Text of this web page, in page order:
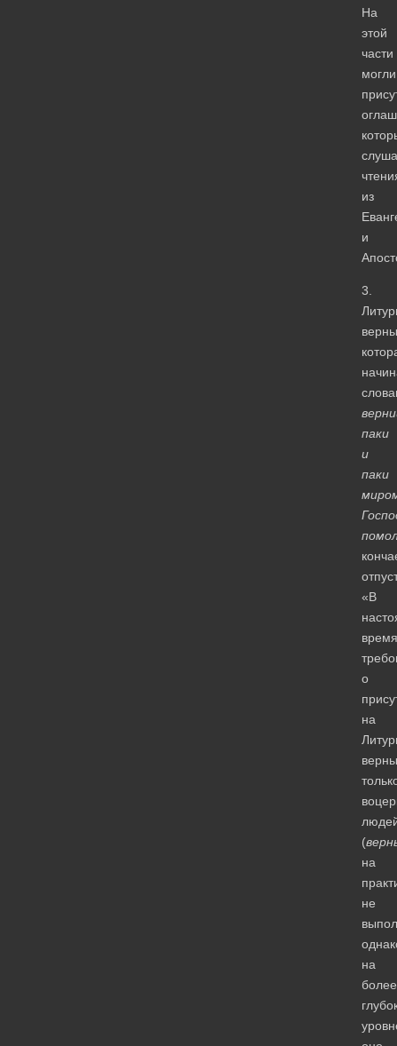
На
этой
части
могли
из
и
3.
паки
и
паки
«В
время
о
на
(
на
не
на
более